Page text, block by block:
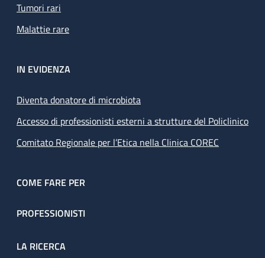
Tumori rari
Malattie rare
IN EVIDENZA
Diventa donatore di microbiota
Accesso di professionisti esterni a strutture del Policlinico
Comitato Regionale per l’Etica nella Clinica COREC
COME FARE PER
PROFESSIONISTI
LA RICERCA